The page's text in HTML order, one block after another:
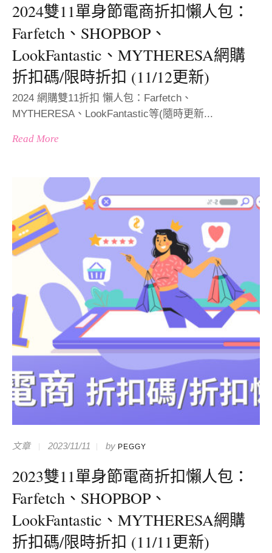
2024雙11單身節電商折扣懶人包：
Farfetch、SHOPBOP、
LookFantastic、MYTHERESA網購
折扣碼/限時折扣 (11/12更新)
2024 網購雙11折扣 懶人包：Farfetch、
MYTHERESA、LookFantastic等(隨時更新...
Read More
文章 2023/11/11 by PEGGY
2023雙11單身節電商折扣懶人包：
Farfetch、SHOPBOP、
LookFantastic、MYTHERESA網購
折扣碼/限時折扣 (11/11更新)